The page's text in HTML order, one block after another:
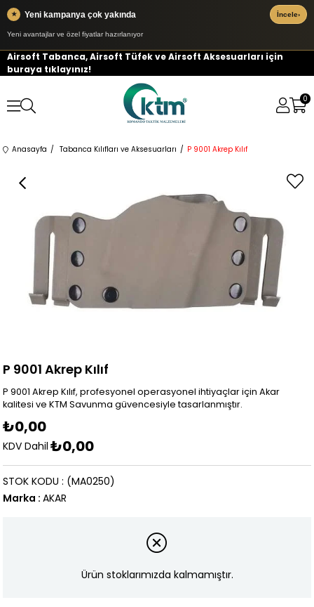
★ Yeni kampanya çok yakında
Yeni avantajlar ve özel fiyatlar hazırlanıyor
İncele›
Airsoft Tabanca, Airsoft Tüfek ve Airsoft Aksesuarları için
buraya tıklayınız!
0
Anasayfa Tabanca Kılıfları ve Aksesuarları P 9001 Akrep Kılıf
P 9001 Akrep Kılıf
P 9001 Akrep Kılıf, profesyonel operasyonel ihtiyaçlar için Akar
kalitesi ve KTM Savunma güvencesiyle tasarlanmıştır.
₺0,00
KDV Dahil ₺0,00
(MA0250)
STOK KODU
Marka : AKAR
Ürün stoklarımızda kalmamıştır.